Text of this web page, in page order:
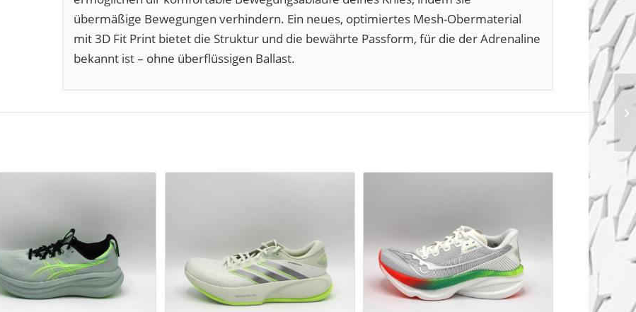
übermäßige Bewegungen verhindern. Ein neues, optimiertes Mesh-Obermaterial
mit 3D Fit Print bietet die Struktur und die bewährte Passform, für die der Adrenaline
bekannt ist – ohne überflüssigen Ballast.